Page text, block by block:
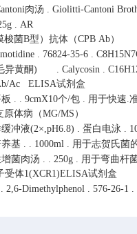
肉汤 . Giolitti-Cantoni
. AR
菌B型）抗体（CPB Ab）
. 76824-35-6 .
异黄酮)
. Calycosin .
Ac ELISA试剂盒
. . 9cmX10个/包 . 用于快速.
体病（MG/MS）
冲液(2×,pH6.8) . 蛋白电泳 .
基 . . 1000ml . 用于志贺氏菌
菌肉汤 . . 250g . 用于弯曲杆
受体1(XCR1)ELISA试剂盒
. 2,6-Dimethylphenol . 576-26-1 .